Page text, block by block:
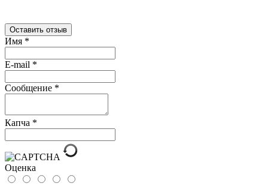
Оставить отзыв
Имя *
E-mail *
Сообщение *
Капча *
Оценка